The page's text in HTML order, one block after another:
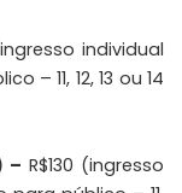
individual
– 11, 12, 13 ou 14
– R$130 (ingresso